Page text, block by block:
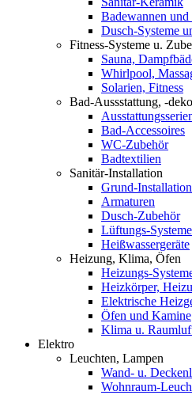
Badewannen und
Dusch-Systeme
Fitness-Systeme u.
Sauna,
Whirlpool,
Solarien, Fitness
Bad-Aussstattung, -
Bad-Accessoires
WC-Zubehör
Badtextilien
Sanitär-Installation
Grund-Installation
Armaturen
Dusch-Zubehör
Lüftungs-Systeme
Heißwassergeräte
Heizung, Klima, Öfen
Heizungs-
Heizkörper,
Elektrische
Öfen und Kamine
Klima u.
Elektro
Leuchten, Lampen
Wand- u.
Wohnraum-